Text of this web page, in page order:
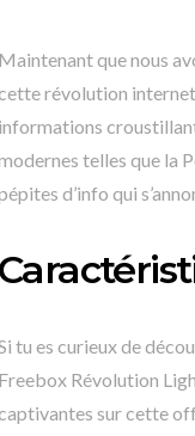
Maintenant que nous
révolution
informations
telles que la
d’info qui
tu es curieux de
Freebox Révolution
sur cette